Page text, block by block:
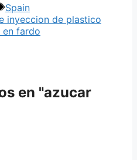
Etiquetas
Spain
inyeccion de plastico
fardo
en "azucar